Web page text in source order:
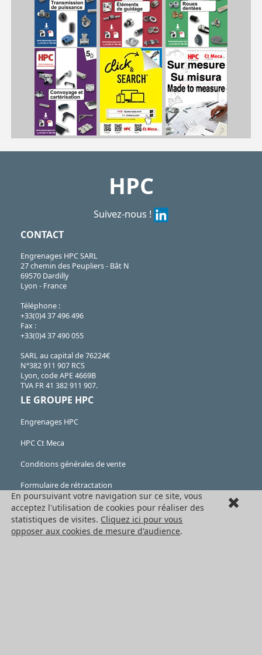
HPC
Suivez-nous !
CONTACT
Engrenages HPC SARL
27 chemin des Peupliers - Bât N
69570 Dardilly
Lyon - France
Téléphone :
+33(0)4 37 496 496
Fax :
+33(0)4 37 490 055
SARL au capital de 76224€
N°382 911 907 RCS
Lyon, code APE 4669B
TVA FR 41 382 911 907.
LE GROUPE HPC
Engrenages HPC
HPC Ct Meca
Conditions générales de vente
Formulaire de rétractation
Mentions légales
Cookies
En poursuivant votre navigation sur ce site, vous
acceptez l'utilisation de cookies pour réaliser des
statistiques de visites. Cliquez ici pour vous
opposer aux cookies de mesure d'audience.